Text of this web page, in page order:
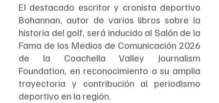
El destacado escritor y cronista deportivo
Bohannan, autor de varios libros sobre la
historia del golf, será inducido al Salón de la
Fama de los Medios de Comunicación 2026
de la Coachella Valley Journalism
Foundation, en reconocimiento a su amplia
trayectoria y contribución al periodismo
deportivo en la región.